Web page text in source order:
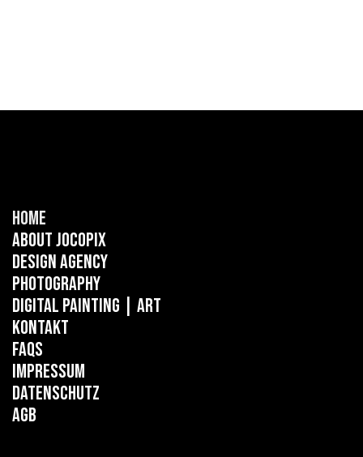
Home
About Jocopix
Design Agency
Photography
Digital Painting | ART
Kontakt
FAQs
Impressum
Datenschutz
AGB